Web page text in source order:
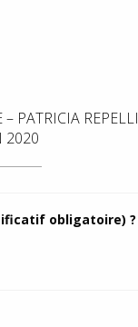
PATRICIA
2020
obligatoire) ?